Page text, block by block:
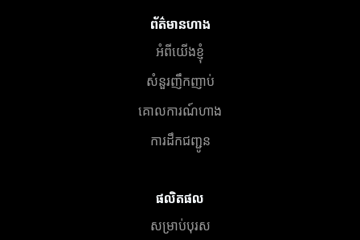
ព័ត៌មានហាង
អំពីយើងខ្ញុំ
សំនួរញឹកញាប់
គោលការណ៍ហាង
ការដឹកជញ្ជូន
ផលិតផល
សម្រាប់បុរស